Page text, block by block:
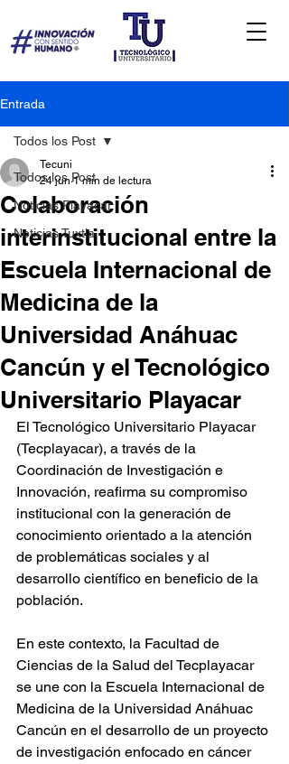
Entrada
Todos los Post
Noticias Playacar
Noticias Tuxtla
Todos los Post
Colaboración
interinstitucional entre la
Escuela Internacional de
Medicina de la
Universidad Anáhuac
Cancún y el Tecnológico
Universitario Playacar
Tecuni
24 jun 1 min de lectura
El Tecnológico Universitario Playacar
(Tecplayacar), a través de la
Coordinación de Investigación e
Innovación, reafirma su compromiso
institucional con la generación de
conocimiento orientado a la atención
de problemáticas sociales y al
desarrollo científico en beneficio de la
población.
En este contexto, la Facultad de
Ciencias de la Salud del Tecplayacar
se une con la Escuela Internacional de
Medicina de la Universidad Anáhuac
Cancún en el desarrollo de un proyecto
de investigación enfocado en cáncer